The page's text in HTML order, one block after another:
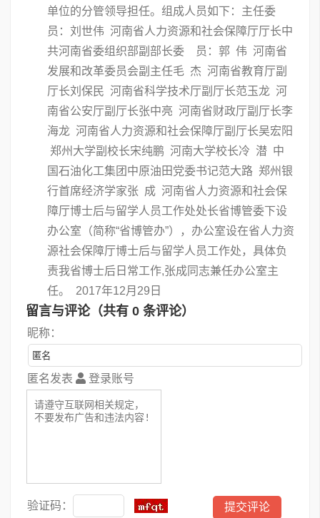
单位的分管领导担任。组成人员如下：主任委
员：刘世伟 河南省人力资源和社会保障厅厅长中
共河南省委组织部副部长委 员：郭 伟 河南省
发展和改革委员会副主任毛 杰 河南省教育厅副
厅长刘保民 河南省科学技术厅副厅长范玉龙 河
南省公安厅副厅长张中亮 河南省财政厅副厅长李
海龙 河南省人力资源和社会保障厅副厅长吴宏阳
郑州大学副校长宋纯鹏 河南大学校长冷 潜 中
国石油化工集团中原油田党委书记范大路 郑州银
行首席经济学家张 成 河南省人力资源和社会保
障厅博士后与留学人员工作处处长省博管委下设
办公室（简称“省博管办”），办公室设在省人力资
源社会保障厅博士后与留学人员工作处，具体负
责我省博士后日常工作,张成同志兼任办公室主
任。 2017年12月29日
留言与评论（共有 0 条评论）
昵称：
匿名发表 登录账号
验证码：